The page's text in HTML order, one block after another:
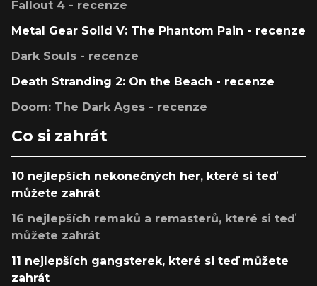
Fallout 4 - recenze
Metal Gear Solid V: The Phantom Pain - recenze
Dark Souls - recenze
Death Stranding 2: On the Beach - recenze
Doom: The Dark Ages - recenze
Co si zahrát
10 nejlepších nekonečných her, které si teď
můžete zahrát
16 nejlepších remaků a remasterů, které si teď
můžete zahrát
11 nejlepších gangsterek, které si teď můžete
zahrát